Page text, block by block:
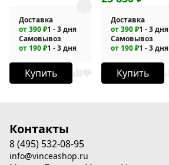
Доставка
от 390 ₽1 - 3 дня
Самовывоз
от 190 ₽1 - 3 дня
Купить
Доставка
от 390 ₽1 - 3 дня
Самовывоз
от 190 ₽1 - 3 дня
Купить
Контакты
8 (495) 532-08-95
info@vinceashop.ru